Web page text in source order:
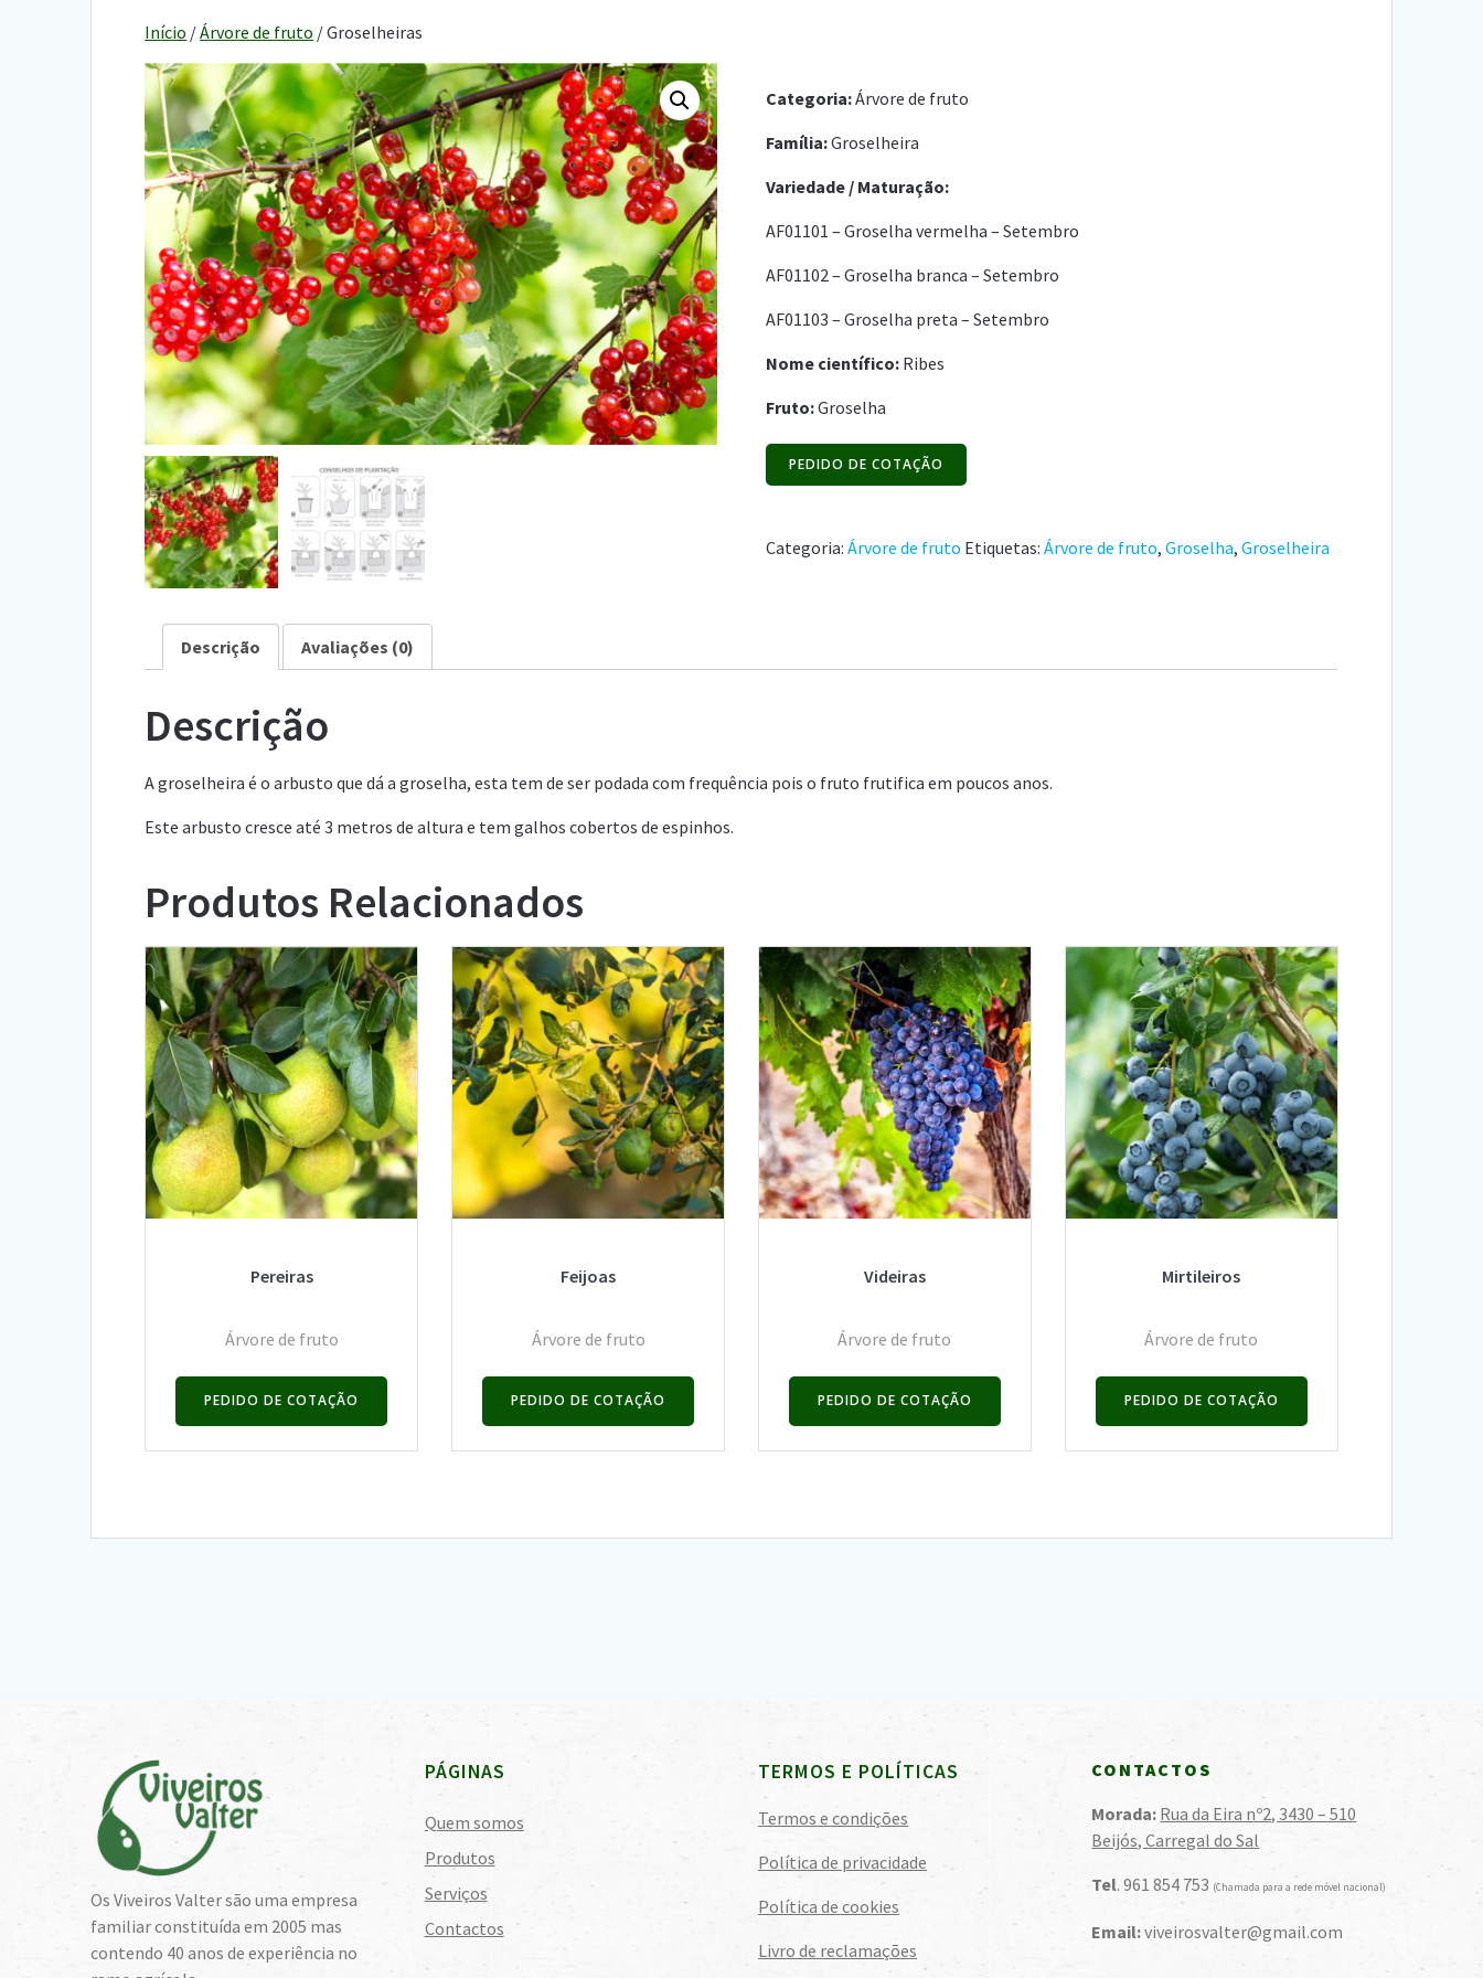
Início /Árvore de fruto / Groselheiras
Categoria:Árvore de fruto
Família:Groselheira
Variedade / Maturação:
AF01101 – Groselha vermelha – Setembro
AF01102 – Groselha branca – Setembro
AF01103 – Groselha preta – Setembro
Nome científico: Ribes
Fruto:Groselha
PEDIDO DE COTAÇÃO
Categoria: Árvore de fruto Etiquetas: Árvore de fruto, Groselha, Groselheira
Descrição Avaliações (0)
Descrição
A groselheira é o arbusto que dá a groselha, esta tem de ser podada com frequência pois o fruto frutifica em poucos anos.
Este arbusto cresce até 3 metros de altura e tem galhos cobertos de espinhos.
Produtos Relacionados
Pereiras
Árvore de fruto
PEDIDO DE COTAÇÃO
Feijoas
Árvore de fruto
PEDIDO DE COTAÇÃO
Videiras
Árvore de fruto
PEDIDO DE COTAÇÃO
Mirtileiros
Árvore de fruto
PEDIDO DE COTAÇÃO
Os Viveiros Valter são uma empresa
familiar constituída em 2005 mas
contendo 40 anos de experiência no
PÁGINAS
Quem somos
Produtos
Serviços
Contactos
TERMOS E POLÍTICAS
Termos e condições
Política de privacidade
Política de cookies
Livro de reclamações
CONTACTOS
Morada: Rua da Eira nº2, 3430 – 510
Beijós, Carregal do Sal
Tel. 961 854 753 (Chamada para a rede móvel nacional)
Email:viveirosvalter@gmail.com